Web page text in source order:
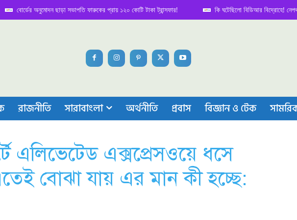
বোর্ডের অনুমোদন ছাড়া সভাপতি ফারুকের প্রায় ১২০ কোটি টাকা ট্রান্সফার! কি ঘটেছিলো বিডিআর বিদ্রোহে! নেপথ্য
রাজনীতি সারাবাংলা অর্থনীতি প্রবাস বিজ্ঞান ও টেক
এলিভেটেড এক্সপ্রেসওয়ে ধসে
বোঝা যায় এর মান কী হচ্ছে: